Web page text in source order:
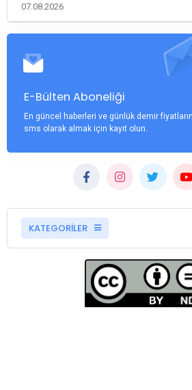
07.08.2026
E-Bülten Aboneliği
En güncel haberleri ve günlük demir
sms olarak almak için kayıt olun.
KATEGORİLER